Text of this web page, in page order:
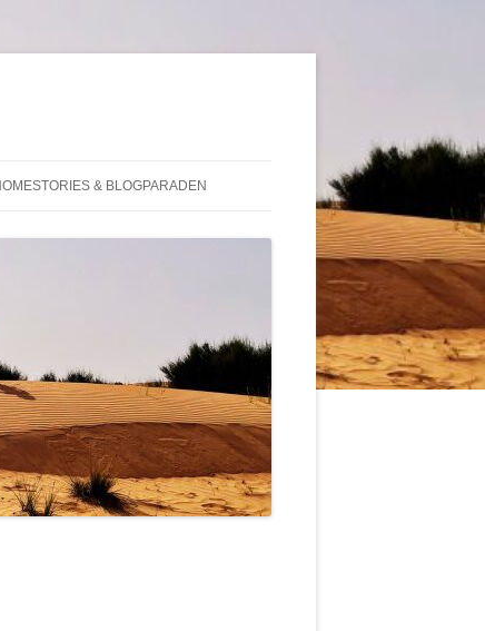
& BLOGPARADEN